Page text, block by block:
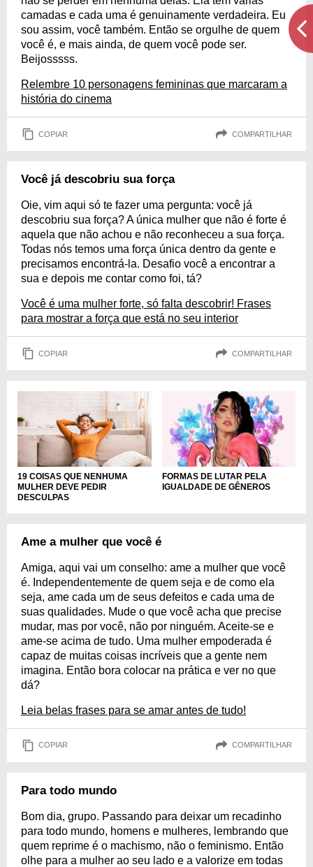
camadas e cada uma é genuinamente verdadeira. Eu
sou assim, você também. Então se orgulhe de quem
você é, e mais ainda, de quem você pode ser.
Beijosssss.
Relembre 10 personagens femininas que marcaram a
história do cinema
COPIAR COMPARTILHAR
Você já descobriu sua força
Oie, vim aqui só te fazer uma pergunta: você já
descobriu sua força? A única mulher que não é forte é
aquela que não achou e não reconheceu a sua força.
Todas nós temos uma força única dentro da gente e
precisamos encontrá-la. Desafio você a encontrar a
sua e depois me contar como foi, tá?
Você é uma mulher forte, só falta descobrir! Frases
para mostrar a força que está no seu interior
COPIAR COMPARTILHAR
19 COISAS QUE NENHUMA
MULHER DEVE PEDIR
DESCULPAS
FORMAS DE LUTAR PELA
IGUALDADE DE GÊNEROS
Ame a mulher que você é
Amiga, aqui vai um conselho: ame a mulher que você
é. Independentemente de quem seja e de como ela
seja, ame cada um de seus defeitos e cada uma de
suas qualidades. Mude o que você acha que precise
mudar, mas por você, não por ninguém. Aceite-se e
ame-se acima de tudo. Uma mulher empoderada é
capaz de muitas coisas incríveis que a gente nem
imagina. Então bora colocar na prática e ver no que
dá?
Leia belas frases para se amar antes de tudo!
COPIAR COMPARTILHAR
Para todo mundo
Bom dia, grupo. Passando para deixar um recadinho
para todo mundo, homens e mulheres, lembrando que
quem reprime é o machismo, não o feminismo. Então
olhe para a mulher ao seu lado e a valorize em todas